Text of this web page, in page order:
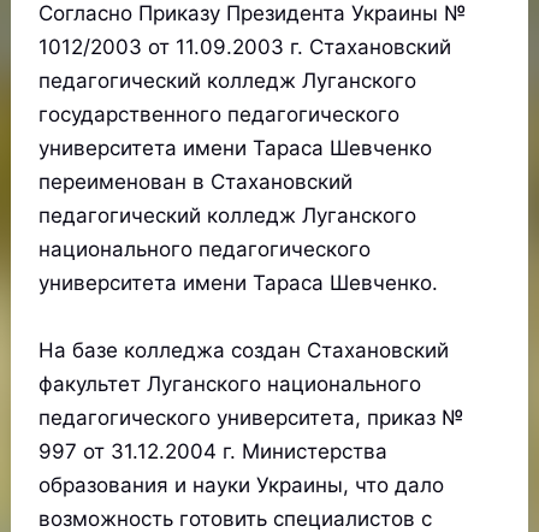
Согласно Приказу Президента Украины №
1012/2003 от 11.09.2003 г. Стахановский
педагогический колледж Луганского
государственного педагогического
университета имени Тараса Шевченко
переименован в Стахановский
педагогический колледж Луганского
национального педагогического
университета имени Тараса Шевченко.
На базе колледжа создан Стахановский
факультет Луганского национального
педагогического университета, приказ №
997 от 31.12.2004 г. Министерства
образования и науки Украины, что дало
возможность готовить специалистов с